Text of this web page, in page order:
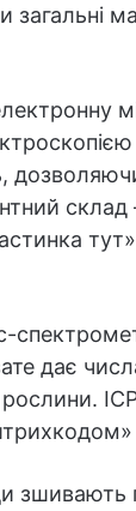
загальні
дає
рослини.
зшивають